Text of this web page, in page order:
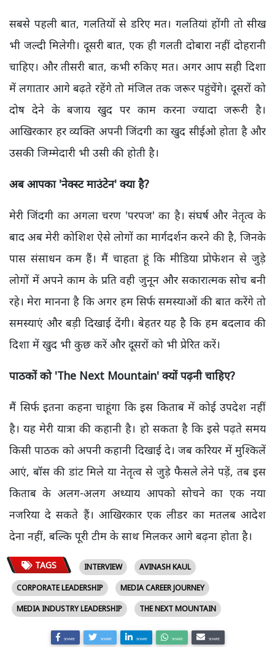
सबसे पहली बात, गलतियों से डरिए मत। गलतियां होंगी तो सीख
भी जल्दी मिलेगी। दूसरी बात, एक ही गलती दोबारा नहीं दोहरानी
चाहिए। और तीसरी बात, कभी रुकिए मत। अगर आप सही दिशा
में लगातार आगे बढ़ते रहेंगे तो मंजिल तक जरूर पहुंचेंगे। दूसरों को
दोष देने के बजाय खुद पर काम करना ज्यादा जरूरी है।
आखिरकार हर व्यक्ति अपनी जिंदगी का खुद सीईओ होता है और
उसकी जिम्मेदारी भी उसी की होती है।
अब आपका 'नेक्स्ट माउंटेन' क्या है?
मेरी जिंदगी का अगला चरण 'परपज' का है। संघर्ष और नेतृत्व के
बाद अब मेरी कोशिश ऐसे लोगों का मार्गदर्शन करने की है, जिनके
पास संसाधन कम हैं। मैं चाहता हूं कि मीडिया प्रोफेशन से जुड़े
लोगों में अपने काम के प्रति वही जुनून और सकारात्मक सोच बनी
रहे। मेरा मानना है कि अगर हम सिर्फ समस्याओं की बात करेंगे तो
समस्याएं और बड़ी दिखाई देंगी। बेहतर यह है कि हम बदलाव की
दिशा में खुद भी कुछ करें और दूसरों को भी प्रेरित करें।
पाठकों को 'The Next Mountain' क्यों पढ़नी चाहिए?
मैं सिर्फ इतना कहना चाहूंगा कि इस किताब में कोई उपदेश नहीं
है। यह मेरी यात्रा की कहानी है। हो सकता है कि इसे पढ़ते समय
किसी पाठक को अपनी कहानी दिखाई दे। जब करियर में मुश्किलें
आएं, बॉस की डांट मिले या नेतृत्व से जुड़े फैसले लेने पड़ें, तब इस
किताब के अलग-अलग अध्याय आपको सोचने का एक नया
नजरिया दे सकते हैं। आखिरकार एक लीडर का मतलब आदेश
देना नहीं, बल्कि पूरी टीम के साथ मिलकर आगे बढ़ना होता है।
TAGS INTERVIEW
AVINASH KAUL
CORPORATE LEADERSHIP
MEDIA CAREER JOURNEY
MEDIA INDUSTRY LEADERSHIP
THE NEXT MOUNTAIN
SHARE SHARE SHARE SHARE SHARE